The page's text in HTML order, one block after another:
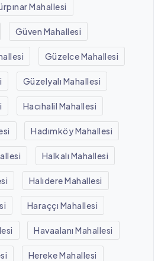
Mahallesi
Güven Mahallesi
Güzelce Mahallesi
Güzelyalı Mahallesi
Hacıhalil Mahallesi
Hadımköy Mahallesi
Halkalı Mahallesi
Halıdere Mahallesi
Haraççı Mahallesi
Havaalanı Mahallesi
Hereke Mahallesi